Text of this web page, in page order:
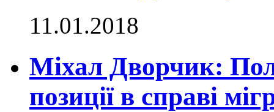
11.01.2018
Міхал Дворчик:
позиції в справі